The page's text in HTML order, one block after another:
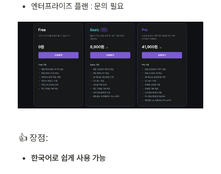
엔터프라이즈 플랜 : 문의 필요
👍 장점:
한국어로 쉽게 사용 가능